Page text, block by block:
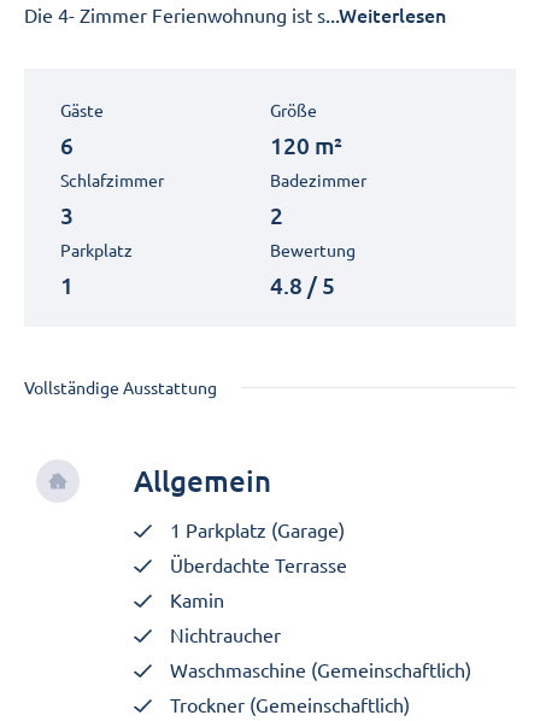
Die 4- Zimmer Ferienwohnung ist s...Weiterlesen
Gäste
6
Größe
120 m²
Schlafzimmer
3
Badezimmer
2
Parkplatz
1
Bewertung
4.8 / 5
Vollständige Ausstattung
Allgemein
1 Parkplatz (Garage)
Überdachte Terrasse
Kamin
Nichtraucher
Waschmaschine (Gemeinschaftlich)
Trockner (Gemeinschaftlich)